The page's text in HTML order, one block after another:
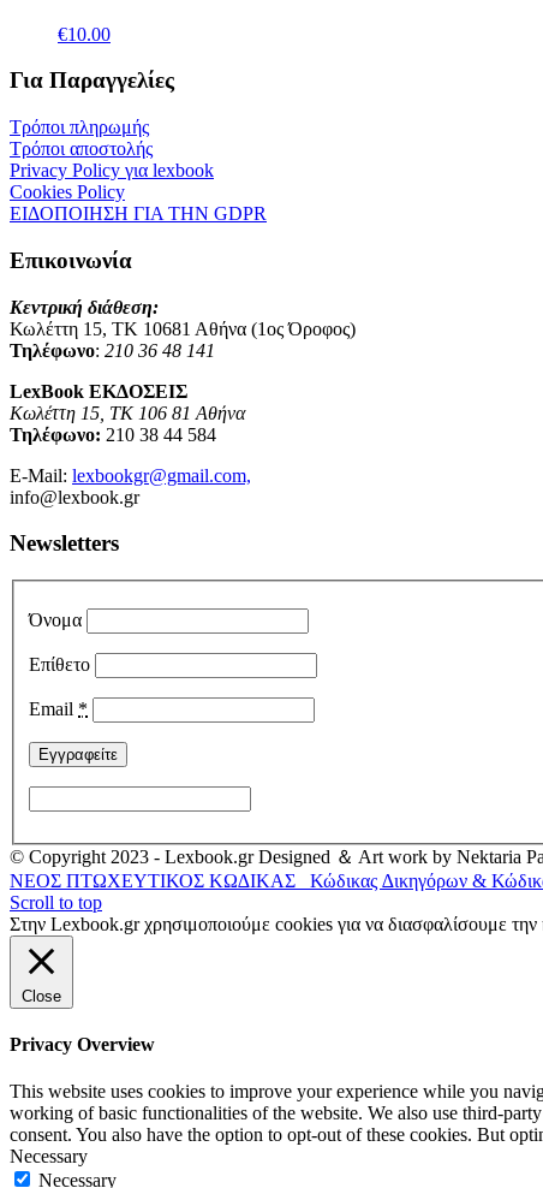
€10.00
Για Παραγγελίες
Τρόποι πληρωμής
Τρόποι αποστολής
Privacy Policy για lexbook
Cookies Policy
ΕΙΔΟΠΟΙΗΣΗ ΓΙΑ ΤΗΝ GDPR
Επικοινωνία
Κεντρική διάθεση:
Κωλέττη 15, ΤΚ 10681 Αθήνα (1ος Όροφος)
Τηλέφωνο: 210 36 48 141
LexBook ΕΚΔΟΣΕΙΣ
Κωλέττη 15, ΤΚ 106 81 Αθήνα
Τηλέφωνο: 210 38 44 584
E-Mail: lexbookgr@gmail.com,
info@lexbook.gr
Newsletters
Όνομα
Επίθετο
Email *
© Copyright 2023 - Lexbook.gr Designed ＆ Art work by Nektaria
ΝΕΟΣ ΠΤΩΧΕΥΤΙΚΟΣ ΚΩ∆ΙΚΑΣ
Κώδικας ∆ικηγόρων &
Scroll to top
Στην Lexbook.gr χρησιμοποιούμε cookies για να διασφαλίσουμε
Close
Privacy Overview
This website uses cookies to improve your experience while you
working of basic functionalities of the website. We also use third-
consent. You also have the option to opt-out of these cookies. But
Necessary
Necessary